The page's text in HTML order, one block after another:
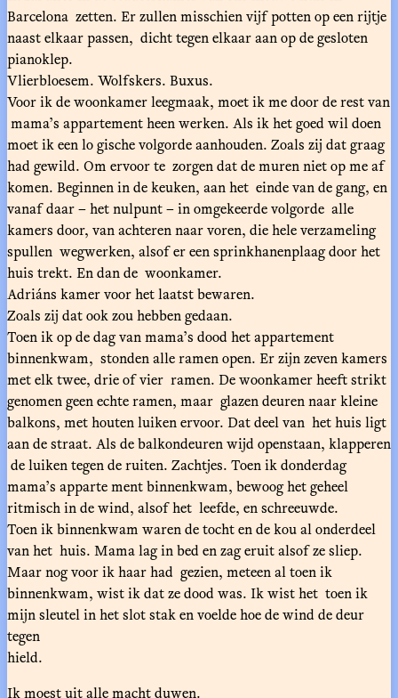
Barcelona zetten. Er zullen misschien vijf potten op een rijtje
naast elkaar passen, dicht tegen elkaar aan op de gesloten
pianoklep.
Vlierbloesem. Wolfskers. Buxus.
Voor ik de woonkamer leegmaak, moet ik me door de rest van
mama’s appartement heen werken. Als ik het goed wil doen
moet ik een lo gische volgorde aanhouden. Zoals zij dat graag
had gewild. Om ervoor te zorgen dat de muren niet op me af
komen. Beginnen in de keuken, aan het einde van de gang, en
vanaf daar – het nulpunt – in omgekeerde volgorde alle
kamers door, van achteren naar voren, die hele verzameling
spullen wegwerken, alsof er een sprinkhanenplaag door het
huis trekt. En dan de woonkamer.
Adriáns kamer voor het laatst bewaren.
Zoals zij dat ook zou hebben gedaan.
Toen ik op de dag van mama’s dood het appartement
binnenkwam, stonden alle ramen open. Er zijn zeven kamers
met elk twee, drie of vier ramen. De woonkamer heeft strikt
genomen geen echte ramen, maar glazen deuren naar kleine
balkons, met houten luiken ervoor. Dat deel van het huis ligt
aan de straat. Als de balkondeuren wijd openstaan, klapperen
de luiken tegen de ruiten. Zachtjes. Toen ik donderdag
mama’s apparte ment binnenkwam, bewoog het geheel
ritmisch in de wind, alsof het leefde, en schreeuwde.
Toen ik binnenkwam waren de tocht en de kou al onderdeel
van het huis. Mama lag in bed en zag eruit alsof ze sliep.
Maar nog voor ik haar had gezien, meteen al toen ik
binnenkwam, wist ik dat ze dood was. Ik wist het toen ik
mijn sleutel in het slot stak en voelde hoe de wind de deur
tegen
hield.
Ik moest uit alle macht duwen.